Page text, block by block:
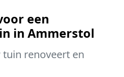
een
in Ammerstol
tuin renoveert en